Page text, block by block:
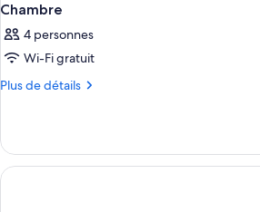
Chambre
4 personnes
Wi-Fi gratuit
Plus de détails
Plus
le
type
de